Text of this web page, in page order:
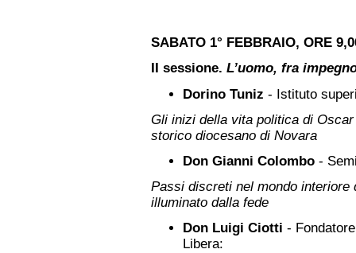
SABATO 1° FEBBRAIO, ORE
II sessione. L’uomo, fra
Dorino Tuniz - Istituto
Gli inizi della vita politica di
storico diocesano di Novara
Don Gianni Colombo -
Passi discreti nel mondo interiore
illuminato dalla fede
Don Luigi Ciotti -
Libera: